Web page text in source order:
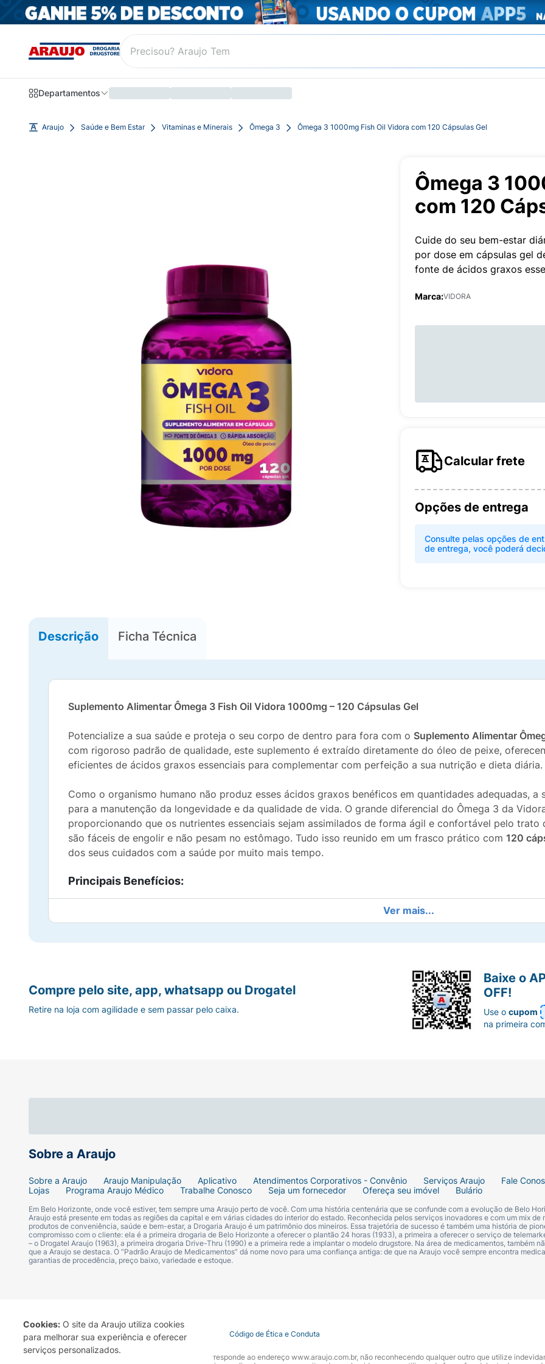
Cookies: O site da Araujo utiliza cookies
para melhorar sua experiência e oferecer
serviços personalizados.
Departamentos
Araujo Saúde e Bem Estar Vitaminas e Minerais Ômega 3 Ômega 3 1000mg Fish Oil Vidora com 120 Cápsulas Gel
Ômega 3
com 120
Cuide do seu bem-estar
por dose em cápsulas gel
fonte de ácidos graxos
Marca:VIDORA
Calcular frete
Opções de entrega
Consulte pelas opções de
de entrega, você poderá
Descrição Ficha Técnica
Suplemento Alimentar Ômega 3 Fish Oil Vidora 1000mg – 120 Cápsulas Gel
Potencialize a sua saúde e proteja o seu corpo de dentro para fora com o Suplemento Alimentar
com rigoroso padrão de qualidade, este suplemento é extraído diretamente do óleo de peixe,
eficientes de ácidos graxos essenciais para complementar com perfeição a sua nutrição e dieta diária.
Como o organismo humano não produz esses ácidos graxos benéficos em quantidades adequadas, a
para a manutenção da longevidade e da qualidade de vida. O grande diferencial do Ômega 3 da
proporcionando que os nutrientes essenciais sejam assimilados de forma ágil e confortável pelo trato
são fáceis de engolir e não pesam no estômago. Tudo isso reunido em um frasco prático com 120
dos seus cuidados com a saúde por muito mais tempo.
Principais Benefícios:
Concentração ideal de 1000mg por dose para fornecer os nutrientes
a dia.
Suporte à Saúde Geral:O consumo regular de ômega 3 atua diretamente como um excelente
de vitalidade.
Ingerir a quantidade de cápsulas indicada para a dose diária recomendada pelo fabricante na
um médico, clínico ou nutricionista. Recomenda-se tomar as cápsulas preferencialmente antes ou
Ficha Técnica:
Marca:Vidora.
Produto:Ômega 3 Fish Oil.
Concentração:1000 mg por dose.
Ver mais...
Sobre a Araujo
Sobre a Araujo Araujo Manipulação Aplicativo Atendimentos Corporativos - Convênio Serviços Araujo
Fale
Lojas
Programa Araujo Médico Trabalhe Conosco Seja um fornecedor Ofereça seu imóvel Bulário
Em Belo Horizonte, onde você estiver, tem sempre uma Araujo perto de você. Com uma história centenária que se confunde com a evolução de Belo
Araujo está presente em todas as regiões da capital e em várias cidades do interior do estado. Reconhecida pelos serviços inovadores e com um mix de
produtos de conveniência, saúde e bem-estar, a Drogaria Araujo é um patrimônio dos mineiros. Essa trajetória de sucesso é também uma história de
compromisso com o cliente: ela é a primeira drogaria de Belo Horizonte a oferecer o plantão 24 horas (1933), a primeira a oferecer o serviço de
– o Drogatel Araujo (1963), a primeira drogaria Drive-Thru (1990) e a primeira rede a implantar o modelo drugstore. Na área de medicamentos, também
que a Araujo se destaca. O “Padrão Araujo de Medicamentos” dá nome novo para uma confiança antiga: de que na Araujo você sempre encontra
garantias de procedência, preço baixo, variedade e estoque.
Compre pelo site, app, whatsapp ou Drogatel
Retire na loja com agilidade e sem passar pelo caixa.
Baixe o
OFF!
Use ocupom
na primeira
Termo de Uso Portal da Privacidade Covid-19 Código de Ética e Conduta
A Drogaria Araujo S/A informa que o seu site oficial corresponde ao endereço www.araujo.com.br, não reconhecendo qualquer outro que utilize